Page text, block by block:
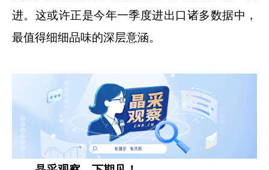
进。这或许正是今年一季度进出口诸多数据中，
最值得细细品味的深层意涵。